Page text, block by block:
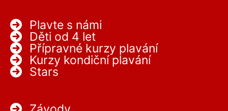
Plavte s námi
Děti od 4 let
Přípravné kurzy plavání
Kurzy kondiční plavání
Stars